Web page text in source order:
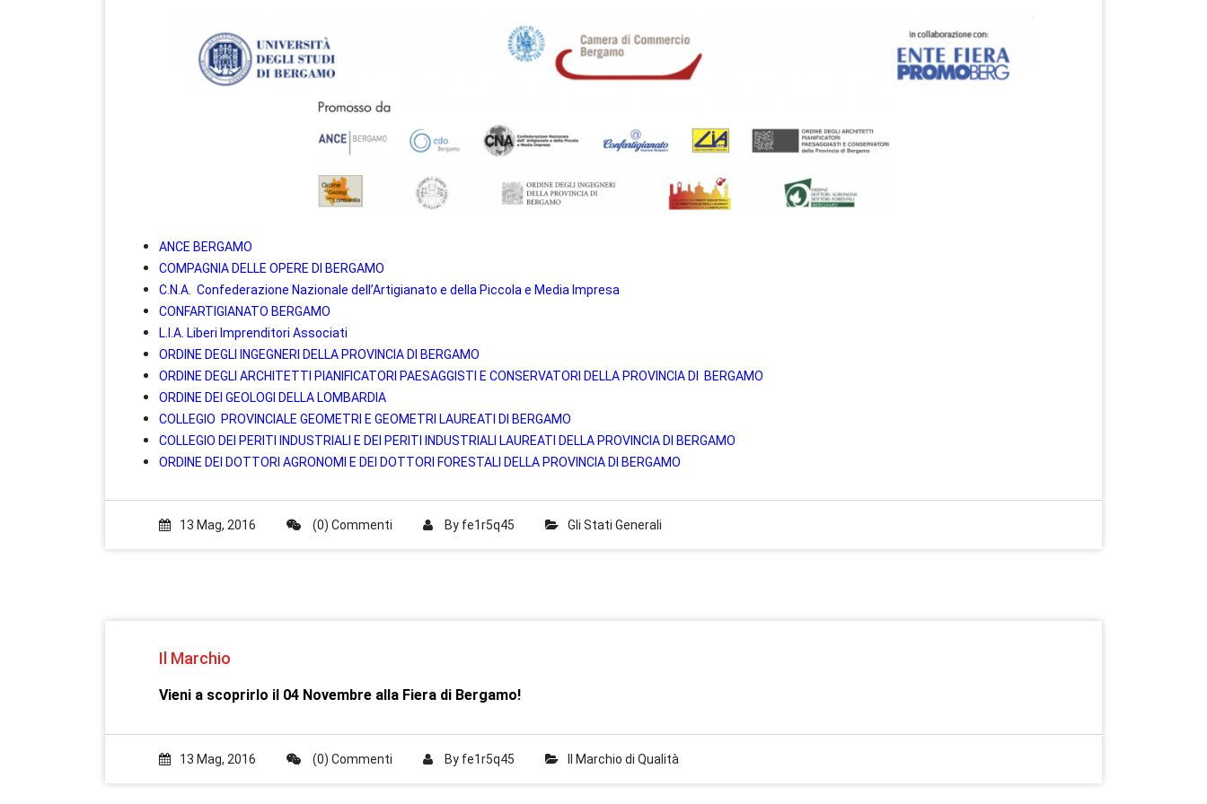
ANCE BERGAMO
COMPAGNIA DELLE OPERE DI BERGAMO
C.N.A. Confederazione Nazionale dell’Artigianato e della Piccola e Media Impresa
CONFARTIGIANATO BERGAMO
L.I.A. Liberi Imprenditori Associati
ORDINE DEGLI INGEGNERI DELLA PROVINCIA DI BERGAMO
ORDINE DEGLI ARCHITETTI PIANIFICATORI PAESAGGISTI E CONSERVATORI DELLA PROVINCIA DI BERGAMO
ORDINE DEI GEOLOGI DELLA LOMBARDIA
COLLEGIO PROVINCIALE GEOMETRI E GEOMETRI LAUREATI DI BERGAMO
COLLEGIO DEI PERITI INDUSTRIALI E DEI PERITI INDUSTRIALI LAUREATI DELLA PROVINCIA DI BERGAMO
ORDINE DEI DOTTORI AGRONOMI E DEI DOTTORI FORESTALI DELLA PROVINCIA DI BERGAMO
13 Mag, 2016 (0) Commenti By fe1r5q45 Gli Stati Generali
Il Marchio
Vieni a scoprirlo il 04 Novembre alla Fiera di Bergamo!
13 Mag, 2016 (0) Commenti By fe1r5q45 Il Marchio di Qualità